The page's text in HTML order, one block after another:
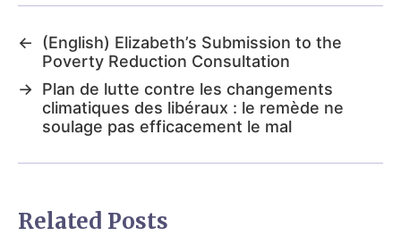
←
(English) Elizabeth’s Submission to the
Poverty Reduction Consultation
→ Plan de lutte contre les changements
climatiques des libéraux : le remède ne
soulage pas efficacement le mal
Related Posts